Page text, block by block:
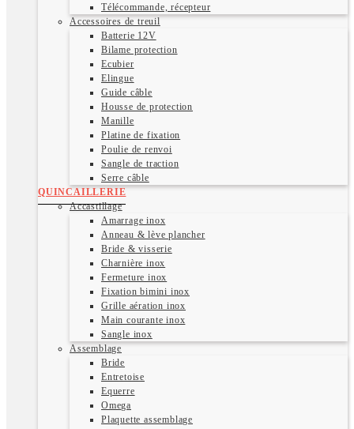
Télécommande, récepteur
Accessoires de treuil
Batterie 12V
Bilame protection
Ecubier
Elingue
Guide câble
Housse de protection
Manille
Platine de fixation
Poulie de renvoi
Sangle de traction
Serre câble
QUINCAILLERIE
Accastillage
Amarrage inox
Anneau & lève plancher
Bride & visserie
Charnière inox
Fermeture inox
Fixation bimini inox
Grille aération inox
Main courante inox
Sangle inox
Assemblage
Bride
Entretoise
Equerre
Omega
Plaquette assemblage